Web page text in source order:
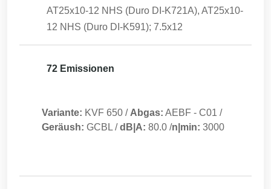
AT25x10-12 NHS (Duro DI-K721A), AT25x10-
12 NHS (Duro DI-K591); 7.5x12
72 Emissionen
Variante: KVF 650 / Abgas: AEBF - C01 /
Geräush: GCBL /dB|A: 80.0 /n|min: 3000